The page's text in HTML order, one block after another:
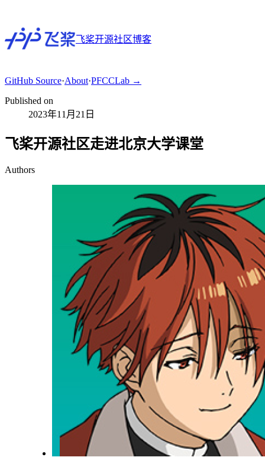
飞桨开源社区博客
GitHub Source·About·PFCCLab →
Published on
2023年11月21日
飞桨开源社区走进北京大学课堂
Authors